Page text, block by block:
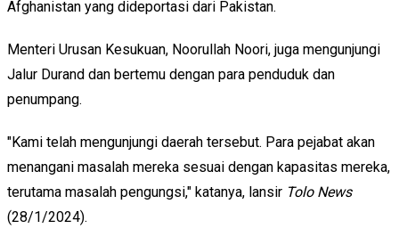
Afghanistan yang dideportasi dari Pakistan.
Menteri Urusan Kesukuan, Noorullah Noori, juga mengunjungi
Jalur Durand dan bertemu dengan para penduduk dan
penumpang.
"Kami telah mengunjungi daerah tersebut. Para pejabat akan
menangani masalah mereka sesuai dengan kapasitas mereka,
terutama masalah pengungsi," katanya, lansir Tolo News
(28/1/2024).